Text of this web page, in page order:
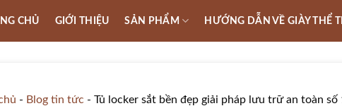
CHỦ GIỚI THIỆU SẢN PHẨM HƯỚNG DẪN VỀ GIÀY THỂ
- Blog tin tức - Tủ locker sắt bền đẹp giải pháp lưu trữ an toàn số